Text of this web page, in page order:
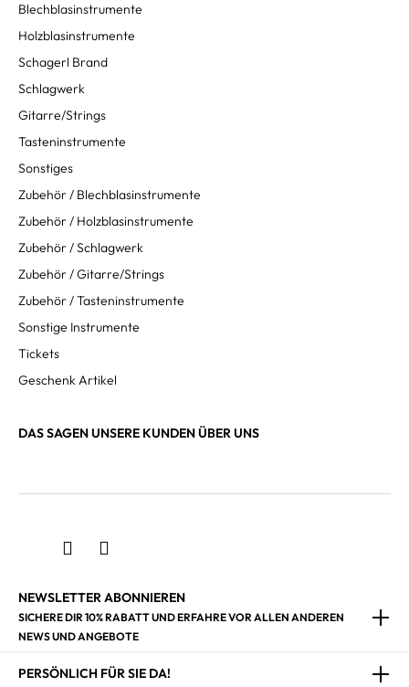
Blechblasinstrumente
Holzblasinstrumente
Schagerl Brand
Schlagwerk
Gitarre/Strings
Tasteninstrumente
Sonstiges
Zubehör / Blechblasinstrumente
Zubehör / Holzblasinstrumente
Zubehör / Schlagwerk
Zubehör / Gitarre/Strings
Zubehör / Tasteninstrumente
Sonstige Instrumente
Tickets
Geschenk Artikel
DAS SAGEN UNSERE KUNDEN ÜBER UNS
NEWSLETTER ABONNIEREN
SICHERE DIR 10% RABATT UND ERFAHRE VOR ALLEN ANDEREN
NEWS UND ANGEBOTE
PERSÖNLICH FÜR SIE DA!